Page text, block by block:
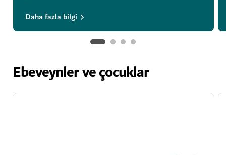
Daha fazla bilgi
Ebeveynler ve çocuklar